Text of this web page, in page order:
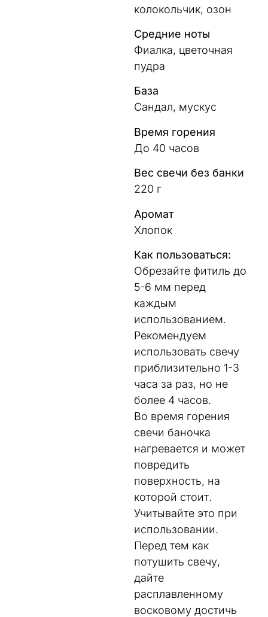
колокольчик, озон
Средние ноты
Фиалка, цветочная
пудра
База
Сандал, мускус
Время горения
До 40 часов
Вес свечи без банки
220 г
Аромат
Хлопок
Как пользоваться:
Обрезайте фитиль до
5-6 мм перед
каждым
использованием.
Рекомендуем
использовать свечу
приблизительно 1-3
часа за раз, но не
более 4 часов.
Во время горения
свечи баночка
нагревается и может
повредить
поверхность, на
которой стоит.
Учитывайте это при
использовании.
Перед тем как
потушить свечу,
дайте
расплавленному
восковому достичь